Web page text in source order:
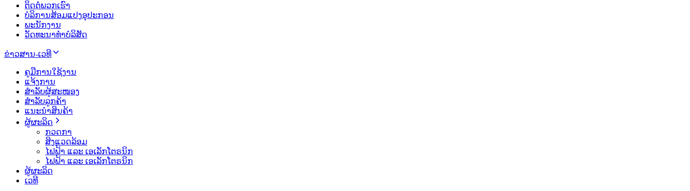
ຕິດຕໍ່ພວກເຮົາ
ບໍລິການສ້ອມແປງອຸປະກອນ
ພະນັກງານ
ວັດທະນາທຳບໍລິສັດ
ຂ່າວສານ-ເວທີ
ຄູມືການໃຊ້ງານ
ແຈ້ງການ
ສຳລັບຜູ້ສະໜອງ
ສຳລັບລູກຄ້າ
ແນະນຳສິນຄ້າ
ຜູ້ຜະລິດ
ກວດກາ
ສິງແວດລ້ອມ
ໄຟຟ້າ ແລະ ເອເລັກໂຕຣນິກ
ໄຟຟ້າ ແລະ ເອເລັກໂຕຣນິກ
ຜູ້ຜະລິດ
ເວທີ